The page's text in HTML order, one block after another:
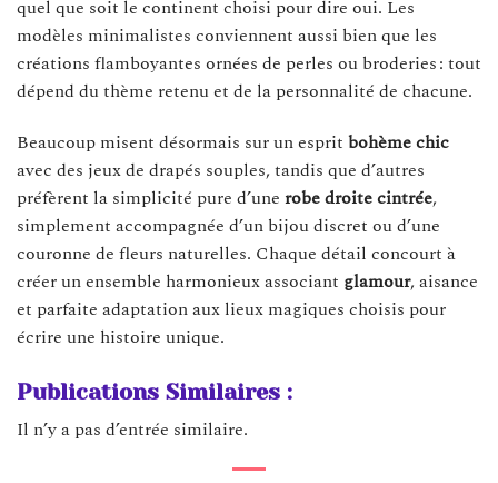
quel que soit le continent choisi pour dire oui. Les
modèles minimalistes conviennent aussi bien que les
créations flamboyantes ornées de perles ou broderies : tout
dépend du thème retenu et de la personnalité de chacune.
Beaucoup misent désormais sur un esprit bohème chic
avec des jeux de drapés souples, tandis que d’autres
préfèrent la simplicité pure d’une robe droite cintrée,
simplement accompagnée d’un bijou discret ou d’une
couronne de fleurs naturelles. Chaque détail concourt à
créer un ensemble harmonieux associant glamour, aisance
et parfaite adaptation aux lieux magiques choisis pour
écrire une histoire unique.
Publications Similaires :
Il n’y a pas d’entrée similaire.